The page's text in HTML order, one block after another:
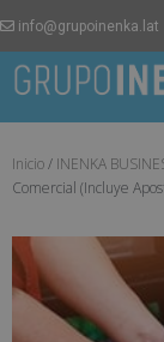
info@grupoinenka.lat
Inicio/ INENKA
Comercial (Incluye